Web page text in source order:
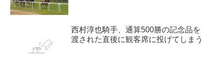
西村淳也騎手、通算500勝の記念品を
渡された直後に観客席に投げてしまう